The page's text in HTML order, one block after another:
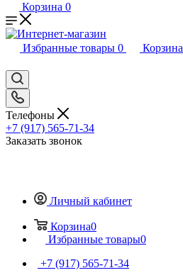
Корзина 0
Избранные товары 0 Корзина
Телефоны
+7 (917) 565-71-34
Заказать звонок
Личный кабинет
Корзина0
Избранные товары0
+7 (917) 565-71-34